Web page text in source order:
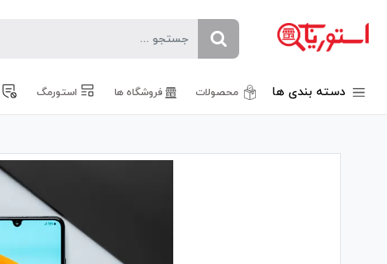
دسته بندی ها محصولات فروشگاه ها استورمگ